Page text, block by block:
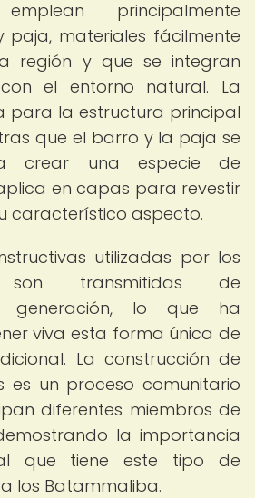
principalmente
materiales fácilmente
región y que se integran
el entorno natural. La
para la estructura principal
que el barro y la paja se
crear una especie de
en capas para revestir
característico aspecto.
utilizadas por los
son transmitidas de
generación, lo que ha
viva esta forma única de
La construcción de
es un proceso comunitario
diferentes miembros de
la importancia
que tiene este tipo de
los Batammaliba.